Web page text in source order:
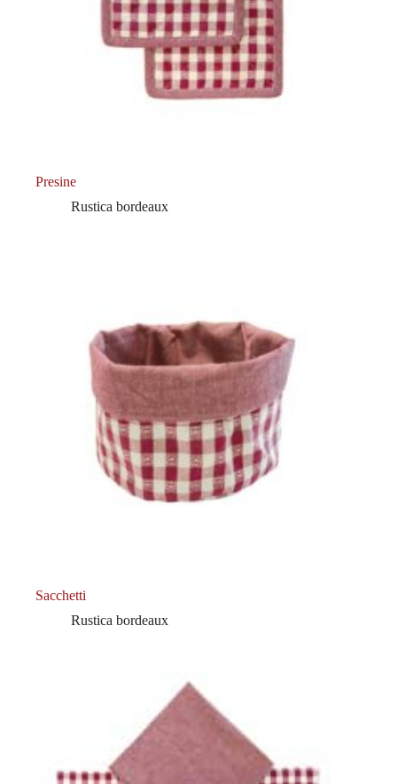
Presine
Rustica bordeaux
Sacchetti
Rustica bordeaux